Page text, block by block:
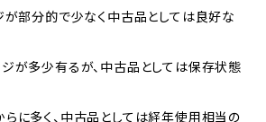
が部分的で少なく中古品としては良好な
が多少有るが、中古品としては保存状態
に多く、中古品としては経年使用相当の